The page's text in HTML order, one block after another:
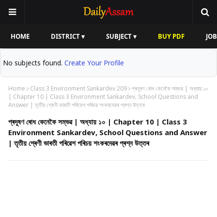
HOME DISTRICT ▾ SUBJECT ▾ BUY PDF
No subjects found. Create Your Profile
Home Class 3 Environment Sankardev 209 প্ৰদূষণ ৰোধ কেনেকৈ সম্ভৱ | অধ্যায় ১০
| Chapter 10 | Class 3 Environment Sankardev, School Questions and
Answer | তৃতীয় শ্ৰেণী ভাৰতী পৰিৱেশ পৰিচয় শংকৰদেৱৰ প্ৰশ্ন উত্তৰ
প্ৰদূষণ ৰোধ কেনেকৈ সম্ভৱ | অধ্যায় ১০ | Chapter 10 | Class 3
Environment Sankardev, School Questions and Answer
| তৃতীয় শ্ৰেণী ভাৰতী পৰিৱেশ পৰিচয় শংকৰদেৱৰ প্ৰশ্ন উত্তৰ